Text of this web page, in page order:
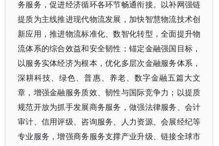
务服务，促进经济循环各环节畅通衔接。以补网强链
提质为主线推进现代物流发展，加快智慧物流技术创
新应用，推进物流标准化、数智化转型，全面提升物
流体系的综合效益和安全韧性；锚定金融强国目标，
以服务实体经济为根本，优化多层次金融服务体系，
深耕科技、绿色、普惠、养老、数字金融五篇大文
章，增强金融服务质效、韧性与国际竞争力；以提质
规范开放为抓手发展商务服务，做强法律服务、会计
审计、信用评级、咨询服务、人力资源、会展经纪等
专业服务，增强商务服务支撑产业升级、链接全球市